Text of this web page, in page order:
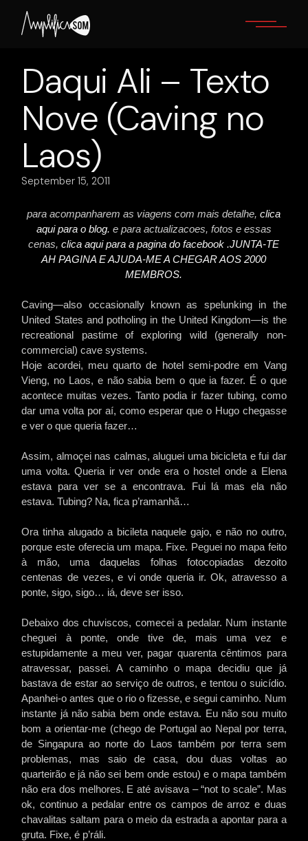
content
Daqui Ali – Texto
Nove (Caving no
Laos)
September 15, 2011
para acompanharem as viagens com mais detalhe,clica
aqui para o blog. e para actualizacoes, fotos e essas
cenas,clica aqui para a pagina do facebook .JUNTA-TE
AH PAGINA E AJUDA-ME A CHEGAR AOS 2000
MEMBROS.
Caving—also occasionally known as spelunking in the
United States and potholing in the United Kingdom—is the
recreational pastime of exploring wild (generally non-
commercial) cave systems.
Hoje acordei, meu quarto de hotel semi-podre em Vang
Vieng, no Laos, e não sabia bem o que ia fazer. É o que
acontece muitas vezes. Tanto podia ir fazer tubing, como
dar uma volta por aí, como esperar que o Hugo chegasse
e ver o que queria fazer…
Assim, almoçei nas calmas, aluguei uma bicicleta e fui dar
uma volta. Queria ir ver onde era o hostel onde a Elena
estava para ver se a encontrava. Fui lá mas ela não
estava. Tubing? Na, fica p’ramanhã…
Ora tinha alugado a bicileta naquele gajo, e não no outro,
porque este oferecia um mapa. Fixe. Peguei no mapa feito
à mão, uma daquelas folhas fotocopiadas dezoito
centenas de vezes, e vi onde queria ir. Ok, atravesso a
ponte, sigo, sigo… iá, deve ser isso.
Debaixo dos chuviscos, comecei a pedalar. Num instante
cheguei à ponte, onde tive de, mais uma vez e
estupidamente a meu ver, pagar quarenta cêntimos para
atravessar, passei. A caminho o mapa decidiu que já
bastava de estar ao serviço de outros, e tentou o suicídio.
Apanhei-o antes que o rio o fizesse, e segui caminho. Num
instante já não sabia bem onde estava. Eu não sou muito
bom a orientar-me (chego de Portugal ao Nepal por terra,
de Singapura ao norte do Laos também por terra sem
problemas, mas saio de casa, dou duas voltas ao
quarteirão e já não sei bem onde estou) e o mapa também
não era dos melhores. E até avisava – “not to scale”. Mas
ok, continuo a pedalar entre os campos de arroz e duas
chavalitas saltam para o meio da estrada a apontar para a
gruta. Fixe, é p’ráli.